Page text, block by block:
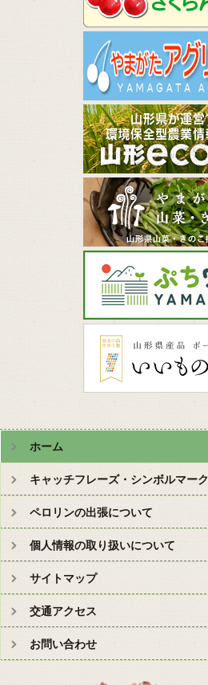
ホーム
キャッチフレーズ・シンボルマーク
ペロリンの出張について
個人情報の取り扱いについて
サイトマップ
交通アクセス
お問い合わせ